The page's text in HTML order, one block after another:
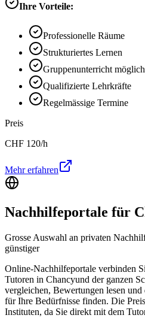
Ihre Vorteile:
Professionelle Räume
Strukturiertes Lernen
Gruppenunterricht möglich
Qualifizierte Lehrkräfte
Regelmässige Termine
Preis
CHF 120/h
Mehr erfahren
Nachhilfeportale für
Grosse Auswahl an privaten
günstiger
Online-Nachhilfeportale verbinden
Tutoren in Chancyund der ganzen
vergleichen, Bewertungen lesen
für Ihre Bedürfnisse finden. Die
Instituten, da Sie direkt mit dem